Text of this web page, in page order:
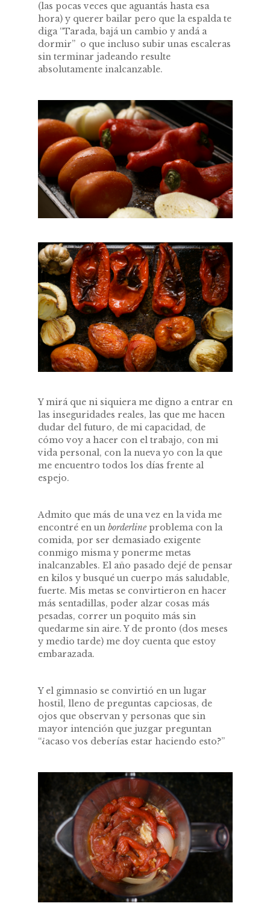
(las pocas veces que aguantás hasta esa
hora) y querer bailar pero que la espalda te
diga “Tarada, bajá un cambio y andá a
dormir” o que incluso subir unas escaleras
sin terminar jadeando resulte
absolutamente inalcanzable.
Y mirá que ni siquiera me digno a entrar en
las inseguridades reales, las que me hacen
dudar del futuro, de mi capacidad, de
cómo voy a hacer con el trabajo, con mi
vida personal, con la nueva yo con la que
me encuentro todos los días frente al
espejo.
Admito que más de una vez en la vida me
encontré en un borderlineproblema con la
comida, por ser demasiado exigente
conmigo misma y ponerme metas
inalcanzables. El año pasado dejé de pensar
en kilos y busqué un cuerpo más saludable,
fuerte. Mis metas se convirtieron en hacer
más sentadillas, poder alzar cosas más
pesadas, correr un poquito más sin
quedarme sin aire. Y de pronto (dos meses
y medio tarde) me doy cuenta que estoy
embarazada.
Y el gimnasio se convirtió en un lugar
hostil, lleno de preguntas capciosas, de
ojos que observan y personas que sin
mayor intención que juzgar preguntan
“¿acaso vos deberías estar haciendo esto?”